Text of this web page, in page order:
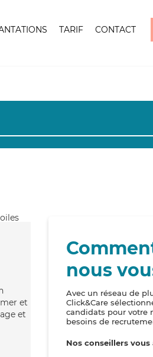
TARIF CONTACT
et
et
nous
Avec un réseau de
Click&Care
candidats pour votre
besoins de
Nos conseillers